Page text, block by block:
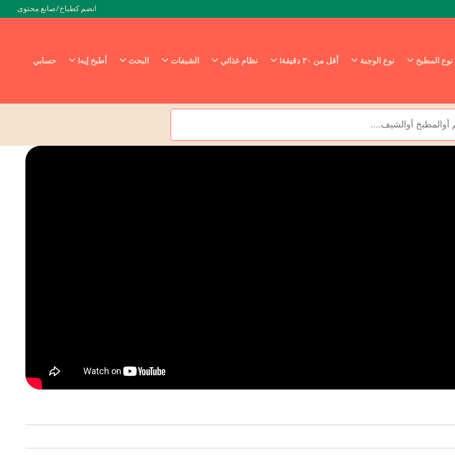
انضم كطباخ/صانع محتوى
نوع المطبخ نوع الوجبة أقل من ٣٠ دقيقة! نظام غذائي الشيفات البحث أطبخ إيه! حسابي